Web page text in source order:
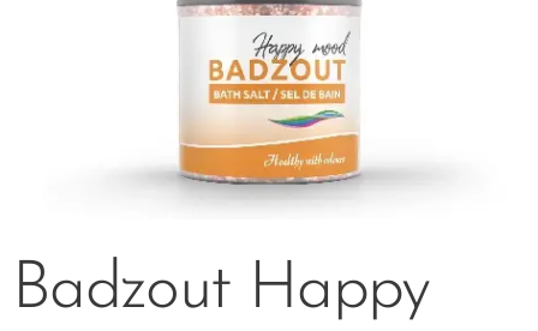
Badzout Happy